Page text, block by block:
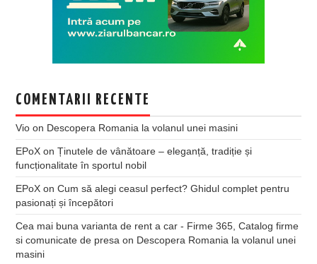
COMENTARII RECENTE
Vio on Descopera Romania la volanul unei masini
EPoX onȚinutele de vânătoare – eleganță, tradiție și
funcționalitate în sportul nobil
EPoX onCum să alegi ceasul perfect? Ghidul complet pentru
pasionați și începători
Cea mai buna varianta de rent a car - Firme 365, Catalog firme
si comunicate de presa on Descopera Romania la volanul unei
masini